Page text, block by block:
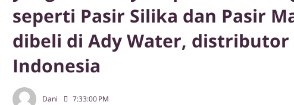
seperti Pasir Silika dan Pasir
dibeli di Ady Water,
Indonesia
Dani 7:33:00 PM